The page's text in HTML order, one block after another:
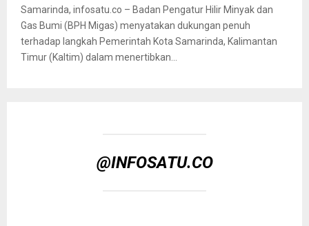
Samarinda, infosatu.co – Badan Pengatur Hilir Minyak dan
Gas Bumi (BPH Migas) menyatakan dukungan penuh
terhadap langkah Pemerintah Kota Samarinda, Kalimantan
Timur (Kaltim) dalam menertibkan...
@INFOSATU.CO